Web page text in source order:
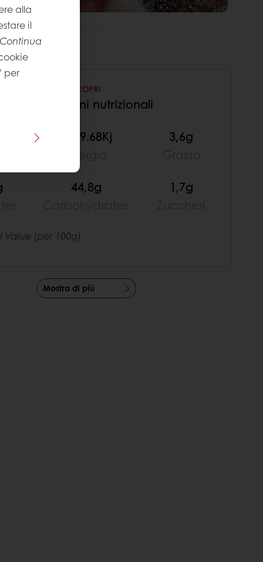
SCOPRI
Informazioni nutrizionali
1129.68Kj
3,6g
44,8g
1,7g
Value (per 100g)
Mostra di più
alla
il
per